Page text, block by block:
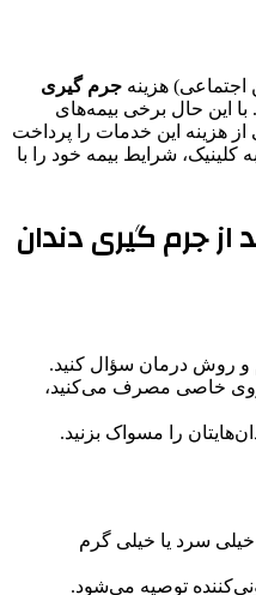
اجتماعی) هزینه جرم گیری
این حال برخی بیمه‌های
از هزینه این خدمات را پرداخت
شرایط بیمه خود را با
از جرم گیری دندان
و روش درمان سؤال کنید.
خاصی مصرف می‌کنید،
را مسواک بزنید.
سرد یا خیلی گرم
توصیه می‌شود.